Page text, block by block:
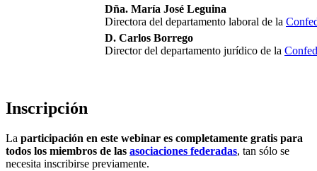
Dña. María José Leguina
Directora del departamento laboral de la
D. Carlos Borrego
Director del departamento jurídico de la
Inscripción
La participación en este webinar es completamente gratis para
todos los miembros de las asociaciones federadas, tan sólo se
necesita inscribirse previamente.